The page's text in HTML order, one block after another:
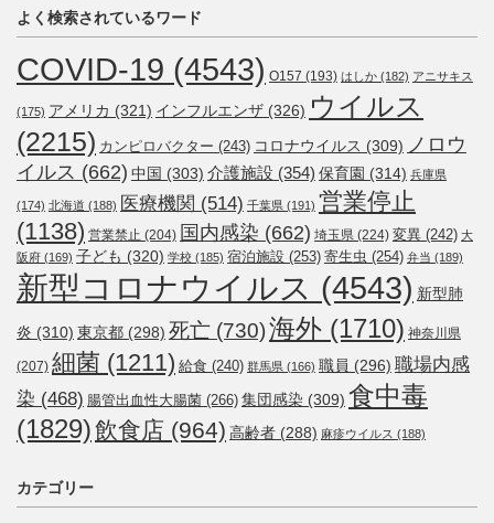
よく検索されているワード
COVID-19 (4543) O157 (193) はしか (182) アニサキス
(175) アメリカ (321) インフルエンザ (326) ウイルス
(2215) カンピロバクター (243) コロナウイルス (309) ノロウ
イルス (662) 中国 (303) 介護施設 (354) 保育園 (314) 兵庫県
(174) 北海道 (188) 医療機関 (514) 千葉県 (191) 営業停止
(1138) 営業禁止 (204) 国内感染 (662) 埼玉県 (224) 変異 (242) 大
阪府 (169) 子ども (320) 学校 (185) 宿泊施設 (253) 寄生虫 (254) 弁当 (189)
新型コロナウイルス (4543) 新型肺
炎 (310) 東京都 (298) 死亡 (730)海外 (1710) 神奈川県
(207) 細菌 (1211) 給食 (240) 群馬県 (166) 職員 (296) 職場内感
染 (468) 腸管出血性大腸菌 (266) 集団感染 (309) 食中毒
(1829)飲食店 (964) 高齢者 (288) 麻疹ウイルス (188)
カテゴリー